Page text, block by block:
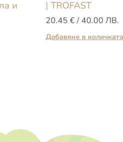
и
| TROFAST
20.45 €/ 40.00 ЛВ.
Добавяне в количката